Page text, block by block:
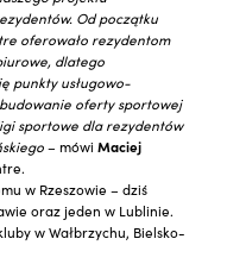
Od początku
oferowało rezydentom
dlatego
punkty usługowo-
oferty sportowej
sportowe dla rezydentów
– mówi Maciej
w Rzeszowie – dziś
oraz jeden w Lublinie.
w Wałbrzychu, Bielsko-